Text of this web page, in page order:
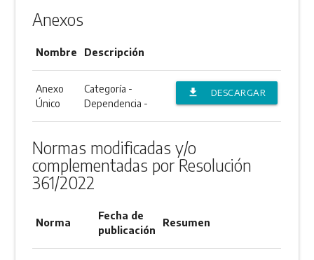
Anexos
Nombre Descripción
Anexo
Único
Categoría -
Dependencia -
file_download
DESCARGAR
Normas modificadas y/o
complementadas por Resolución
361/2022
Norma
Fecha de
publicación
Resumen